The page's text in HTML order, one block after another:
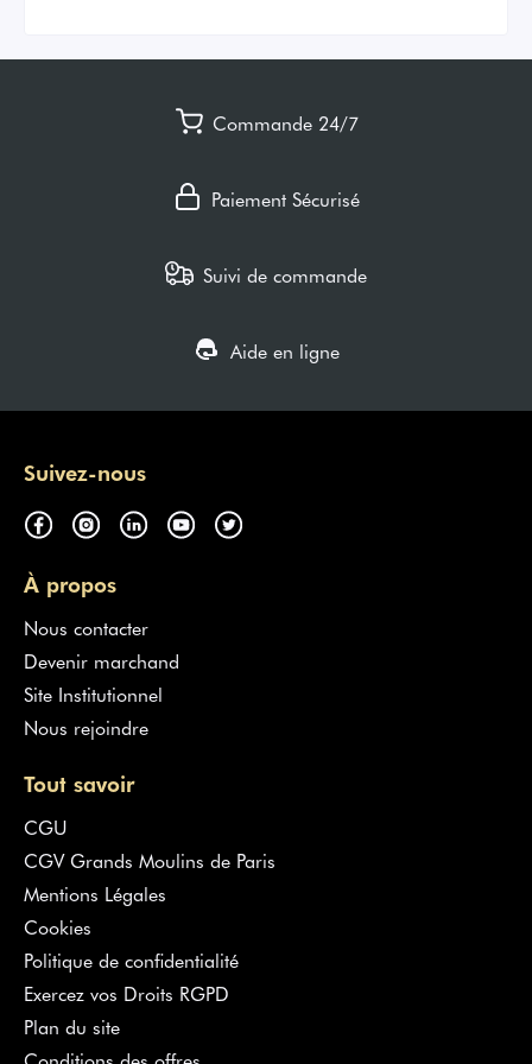
Commande 24/7
Paiement Sécurisé
Suivi de commande
Aide en ligne
Suivez-nous
À propos
Nous contacter
Devenir marchand
Site Institutionnel
Nous rejoindre
Tout savoir
CGU
CGV Grands Moulins de Paris
Mentions Légales
Cookies
Politique de confidentialité
Exercez vos Droits RGPD
Plan du site